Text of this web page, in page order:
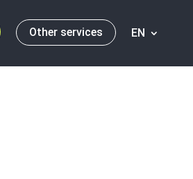
Other services EN